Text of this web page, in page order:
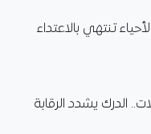
تنتهي بالاعتداء
الدرك يشدد الرقابة